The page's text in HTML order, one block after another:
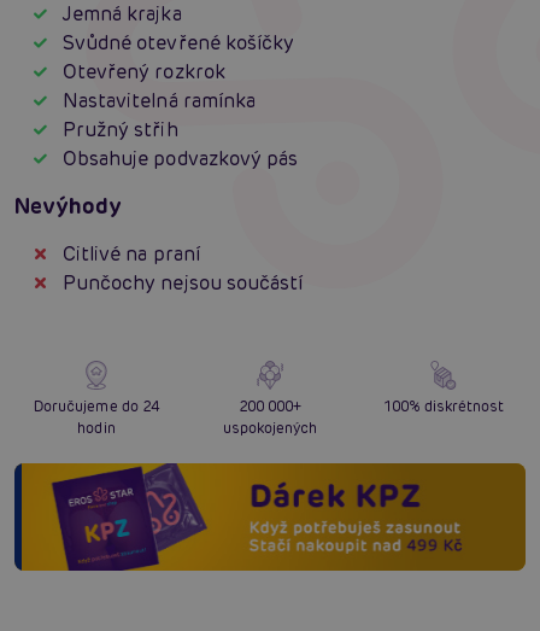
Jemná krajka
Svůdné otevřené košíčky
Otevřený rozkrok
Nastavitelná ramínka
Pružný střih
Obsahuje podvazkový pás
Nevýhody
Citlivé na praní
Punčochy nejsou součástí
Doručujeme do 24
hodin
200 000+
uspokojených
100% diskrétnost